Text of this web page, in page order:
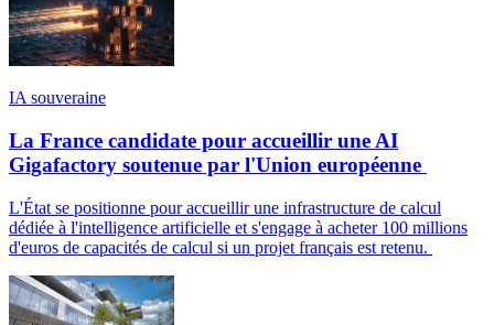
IA souveraine
La France candidate pour accueillir une AI
Gigafactory soutenue par l'Union européenne
L'État se positionne pour accueillir une infrastructure de calcul
dédiée à l'intelligence artificielle et s'engage à acheter 100 millions
d'euros de capacités de calcul si un projet français est retenu.